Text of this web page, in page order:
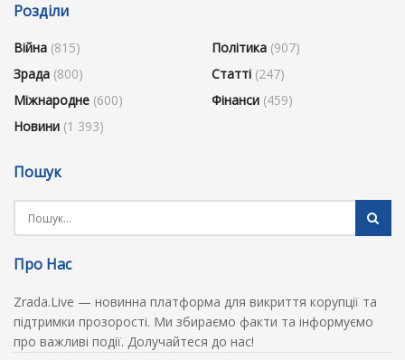
Розділи
Війна (815)
Зрада (800)
Міжнародне (600)
Новини (1 393)
Політика (907)
Статті (247)
Фінанси (459)
Пошук
Про Нас
Zrada.Live — новинна платформа для викриття корупції та
підтримки прозорості. Ми збираємо факти та інформуємо
про важливі події. Долучайтеся до нас!